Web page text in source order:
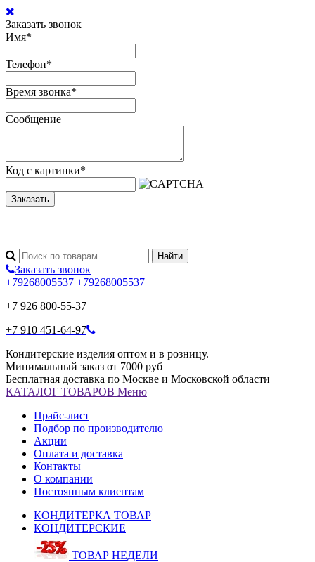
Заказать звонок
Имя*
Телефон*
Время звонка*
Сообщение
Код с картинки*
Заказать
Заказать звонок
+79268005537 +79268005537
+7 926 800-55-37
+7 910 451-64-97
Кондитерские изделия оптом и в розницу.
Минимальный заказ от 7000 руб
Бесплатная доставка по Москве и Московской области
КАТАЛОГ ТОВАРОВ Меню
Прайс-лист
Подбор по производителю
Акции
Оплата и доставка
Контакты
О компании
Постоянным клиентам
КОНДИТЕРКА ТОВАР
КОНДИТЕРСКИЕ
ТОВАР НЕДЕЛИ